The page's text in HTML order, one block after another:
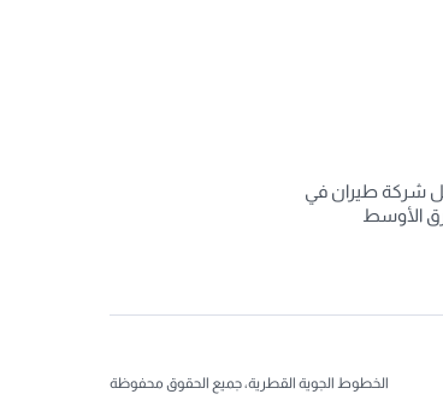
شركة طيران في
الأوسط
الخطوط الجوية القطرية، جميع الحقوق محفوظة